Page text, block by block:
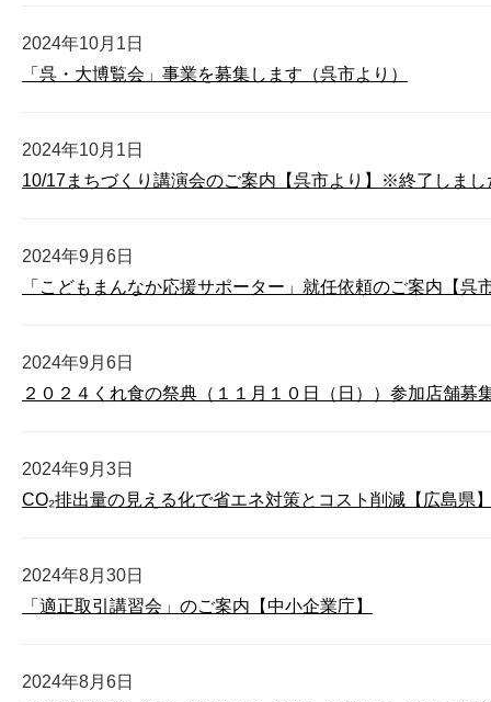
2024年10月1日
「呉・大博覧会」事業を募集します（呉市より）
2024年10月1日
10/17まちづくり講演会のご案内【呉市より】※終了しまし
2024年9月6日
「こどもまんなか応援サポーター」就任依頼のご案内【呉
2024年9月6日
２０２４くれ食の祭典（１１月１０日（日））参加店舗募
2024年9月3日
CO₂排出量の見える化で省エネ対策とコスト削減【広島県
2024年8月30日
「適正取引講習会」のご案内【中小企業庁】
2024年8月6日